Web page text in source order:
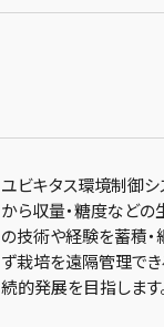
ユビキタス環境制御シ
から収量・糖度などの
の技術や経験を蓄積
ず栽培を遠隔管理で
続的発展を目指します